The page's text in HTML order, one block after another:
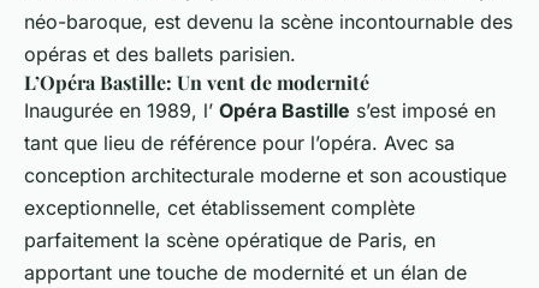
néo-baroque, est devenu la scène incontournable des
opéras et des ballets parisien.
L’Opéra Bastille: Un vent de modernité
Inaugurée en 1989, l’ Opéra Bastille s’est imposé en
tant que lieu de référence pour l’opéra. Avec sa
conception architecturale moderne et son acoustique
exceptionnelle, cet établissement complète
parfaitement la scène opératique de Paris, en
apportant une touche de modernité et un élan de